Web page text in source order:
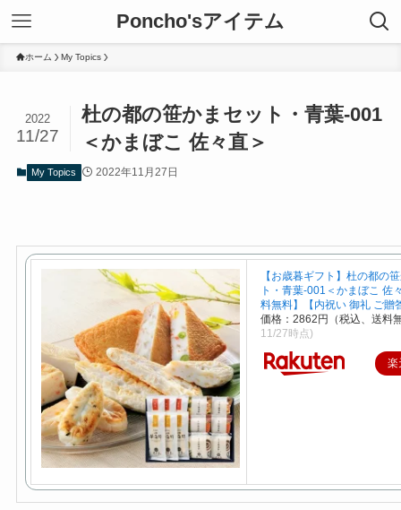
Poncho'sアイテム
ホーム My Topics
杜の都の笹かまセット・青葉-001
＜かまぼこ 佐々直＞
2022
11/27
My Topics 2022年11月27日
【お歳暮ギフト】杜の都の
ト・青葉-001＜かまぼこ 佐
料無料】【内祝い 御礼 ご贈
価格：2862円（税込、送料
11/27時点)
楽